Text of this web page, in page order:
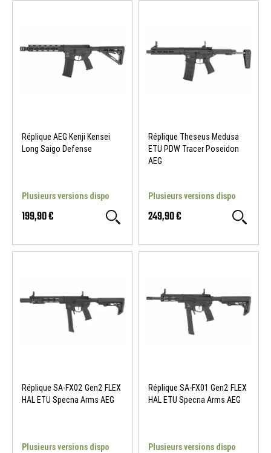
Réplique AEG Kenji Kensei
Long Saigo Defense
Plusieurs versions dispo
199,90 €
Réplique Theseus Medusa
ETU PDW Tracer Poseidon
AEG
Plusieurs versions dispo
249,90 €
Réplique SA-FX02 Gen2 FLEX
HAL ETU Specna Arms AEG
Plusieurs versions dispo
Réplique SA-FX01 Gen2 FLEX
HAL ETU Specna Arms AEG
Plusieurs versions dispo